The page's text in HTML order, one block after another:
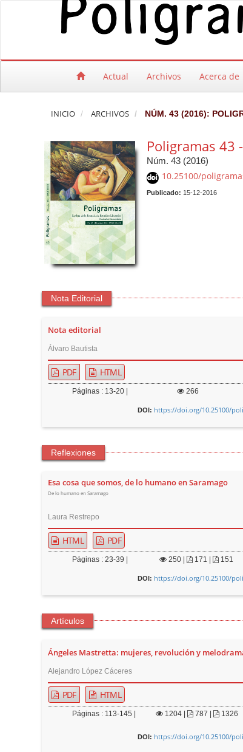
Salto rápido al contenido de la página
Navegación principal
Contenido principal
Actual Archivos Acerca de
INICIO ARCHIVOS NÚM. 43 (2016):
Poligramas 43
Núm. 43 (2016)
10.25100/
Publicado: 15-12-2016
Nota Editorial
Nota editorial
Álvaro Bautista
PDF HTML
Páginas : 13-20 | 266
DOI: https://doi.org/10.25100/
Reflexiones
Esa cosa que somos, de lo humano en Saramago
De lo humano en Saramago
Laura Restrepo
HTML PDF
Páginas : 23-39 | 250 171 | 151
DOI: https://doi.org/10.25100/
Artículos
Ángeles Mastretta: mujeres, revolución y
Alejandro López Cáceres
PDF HTML
Páginas : 113-145 | 1204| 787 | 1326
DOI: https://doi.org/10.25100/